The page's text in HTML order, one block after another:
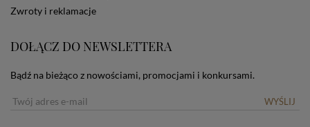
Zwroty i reklamacje
DOŁĄCZ DO NEWSLETTERA
Bądź na bieżąco z nowościami, promocjami i konkursami.
WYŚLIJ